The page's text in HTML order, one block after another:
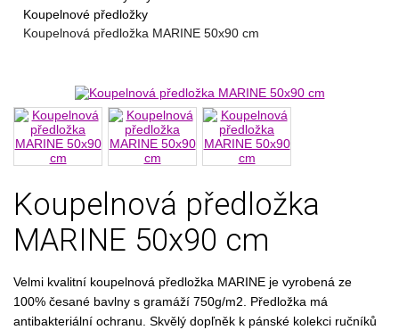
Koupelnové předložky
Koupelnová předložka MARINE 50x90 cm
Koupelnová předložka
MARINE 50x90 cm
Velmi kvalitní koupelnová předložka MARINE je vyrobená ze
100% česané bavlny s gramáží 750g/m2. Předložka má
antibakteriální ochranu. Skvělý dopľněk k pánské kolekci ručníků